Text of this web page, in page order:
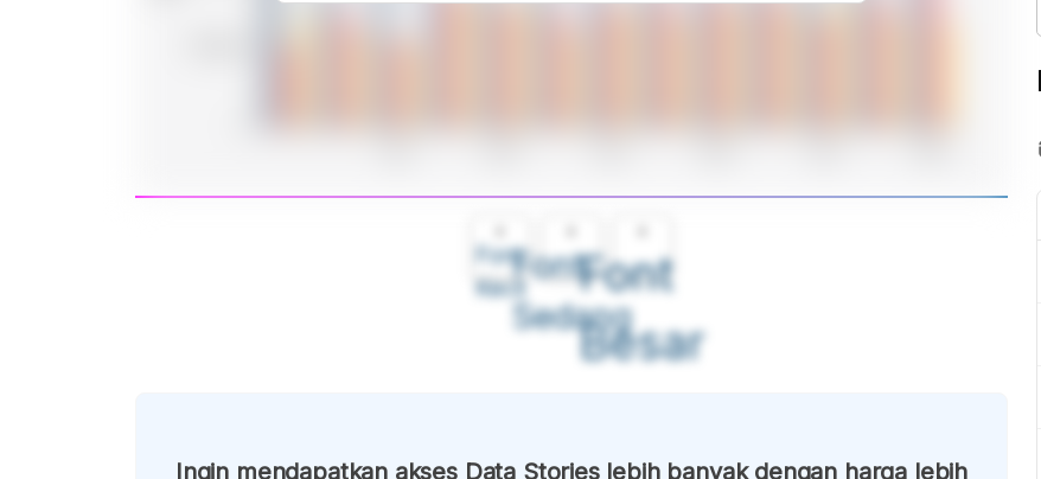
Font
Kecil
Font
Sedang
Font
Besar
Ingin mendapatkan akses Data Stories lebih banyak dengan harga lebih